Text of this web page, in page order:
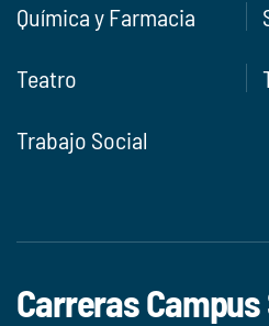
Química y Farmacia
Teatro
Trabajo Social
Carreras Campus